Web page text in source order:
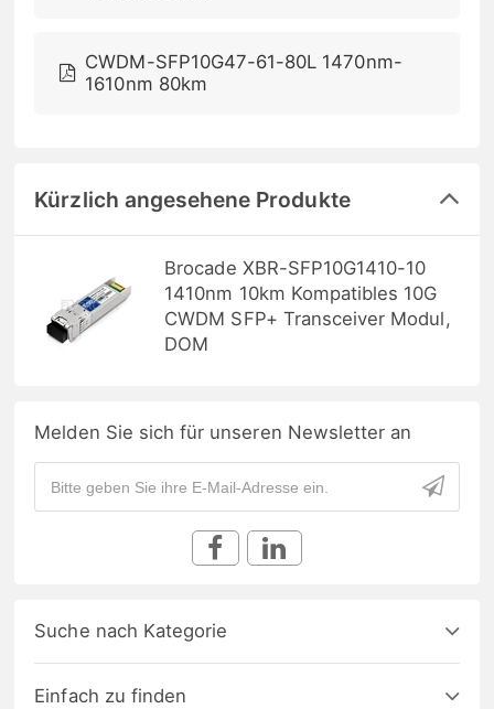
CWDM-SFP10G47-61-80L 1470nm-
1610nm 80km
Kürzlich angesehene Produkte
Brocade XBR-SFP10G1410-10
1410nm 10km Kompatibles 10G
CWDM SFP+ Transceiver Modul,
DOM
Melden Sie sich für unseren Newsletter an
Suche nach Kategorie
Einfach zu finden